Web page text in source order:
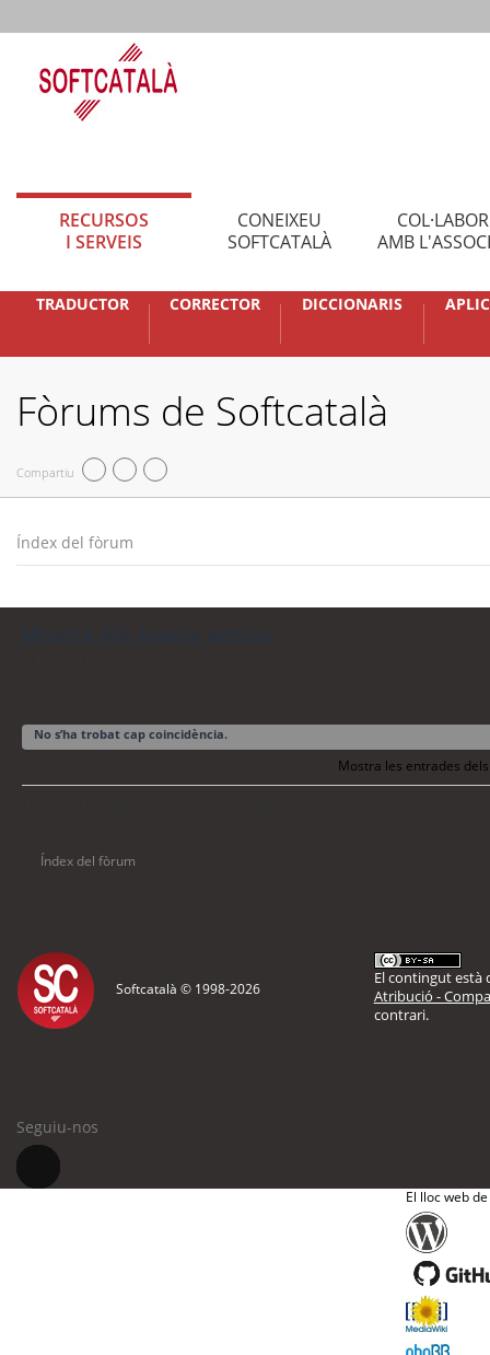
RECURSOS
I SERVEIS
CONEIXEU
SOFTCATALÀ
AMB
TRADUCTOR CORRECTOR DICCIONARIS
Fòrums de Softcatalà
Compartiu
Índex del fòrum
No s’ha trobat cap coincidència.
Mostra les entrades
Índex del fòrum
Softcatalà © 1998-2026
El contingut està
Atribució -
contrari.
Seguiu-nos
El lloc web